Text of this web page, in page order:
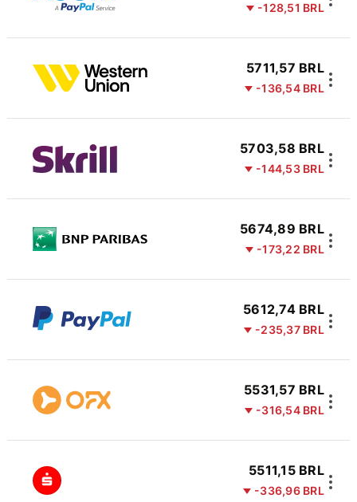
-128,51 BRL
5711,57 BRL
-136,54 BRL
5703,58 BRL
-144,53 BRL
5674,89 BRL
-173,22 BRL
5612,74 BRL
-235,37 BRL
5531,57 BRL
-316,54 BRL
5511,15 BRL
-336,96 BRL